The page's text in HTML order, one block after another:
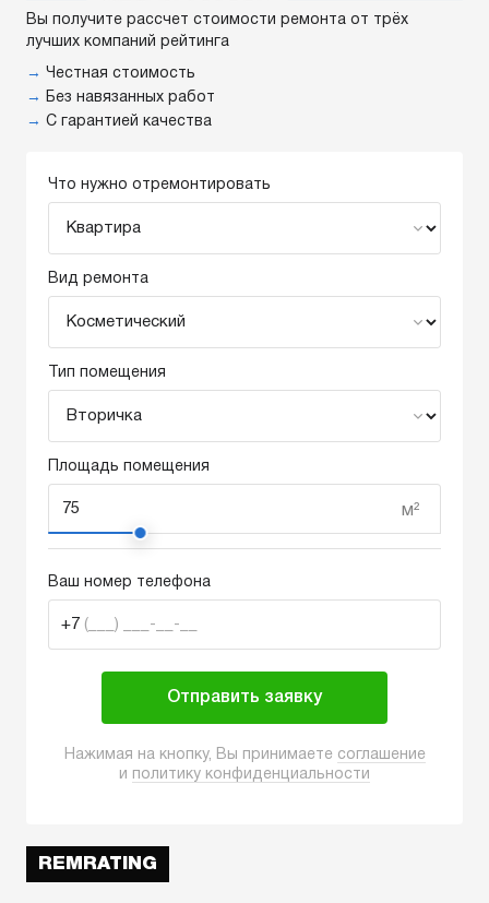
Что нужно отремонтировать
Вид ремонта
Тип помещения
Площадь помещения
м²
Ваш номер телефона
+7 (___) ___-__-__
Отправить заявку
Нажимая на кнопку, Вы принимаете соглашение
и политику конфиденциальности
Вы получите рассчет стоимости ремонта от трёх
лучших компаний рейтинга
→ Честная стоимость
→
Без навязанных работ
→ С гарантией качества
REMRATING